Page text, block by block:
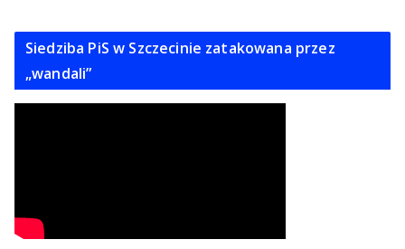
Siedziba PiS w Szczecinie zatakowana przez
„wandali”